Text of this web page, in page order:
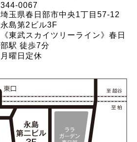
344-0067
埼玉県春日部市中央1丁目57-12
永島第2ビル3F
《東武スカイツリーライン》春日
部駅 徒歩7分
月曜日定休